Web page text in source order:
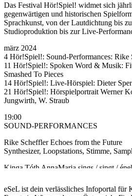
Das Festival Hör!Spiel! widmet sich
gegenwärtigen und historischen
Sprachkunst, von der Lautdichtung bis
Studioproduktion bis zur Live-
märz 2024
4 Hör!Spiel!: Sound-Performances:
11 Hör!Spiel!: Spoken Word & Musik:
Smashed To Pieces
14 Hör!Spiel!: Live-Hörspiel: Dieter
21 Hör!Spiel!: Hörspielportrait Werner
Jungwirth, W. Straub
19:00
SOUND-PERFORMANCES
Rike Scheffler Echoes from the Future
Synthesizer, Loopstations, Stimme,
Kinga Tóth AnnaMaria sings / singt /
Annalena Stabauer KONZEPT,
eSeL ist dein verlässliches Infoportal für